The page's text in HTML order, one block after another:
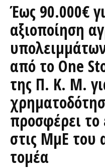
Έως 90.000€
αξιοποίηση
από το One
της Π. Κ. Μ.
προσφέρει το
στις ΜμΕ του
τομέα